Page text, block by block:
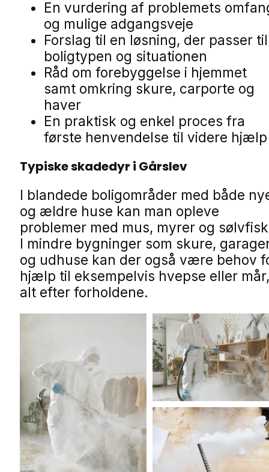
En vurdering af problemets
og mulige adgangsveje
Forslag til en løsning, der passer til
boligtypen og situationen
Råd om forebyggelse i hjemmet
samt omkring skure, carporte og
haver
En praktisk og enkel proces fra
første henvendelse til videre hjælp
Typiske skadedyr i Gårslev
I blandede boligområder med både
og ældre huse kan man opleve
problemer med mus, myrer og
I mindre bygninger som skure,
og udhuse kan der også være behov
hjælp til eksempelvis hvepse eller mår,
alt efter forholdene.